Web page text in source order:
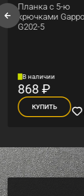
Планка с 5-ю
крючками
G202-5
В наличии
868₽
КУПИТЬ